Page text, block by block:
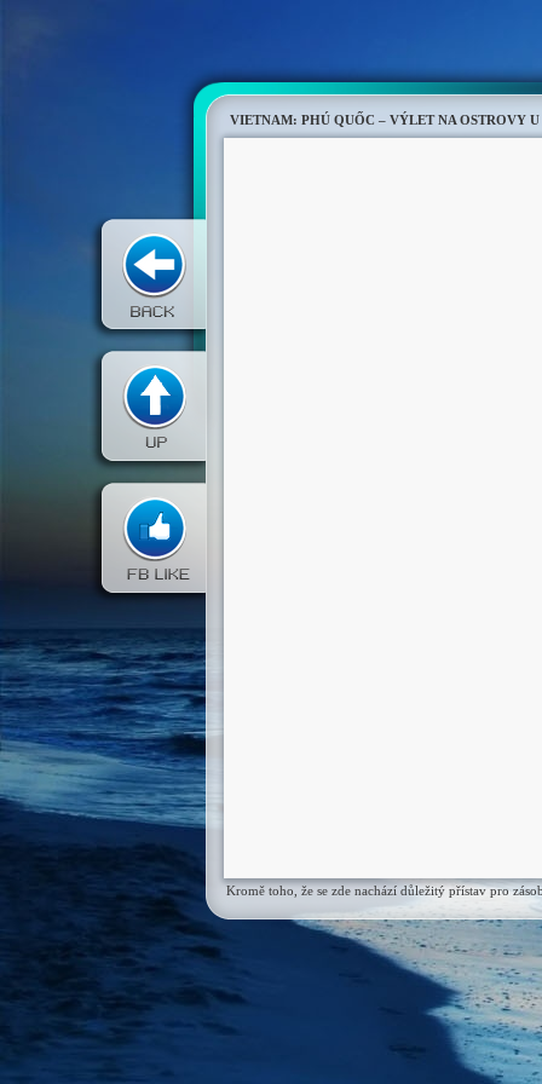
VIETNAM: PHÚ QUỐC – VÝLET NA OSTROVY
Kromě toho, že se zde nachází důležitý přístav pro